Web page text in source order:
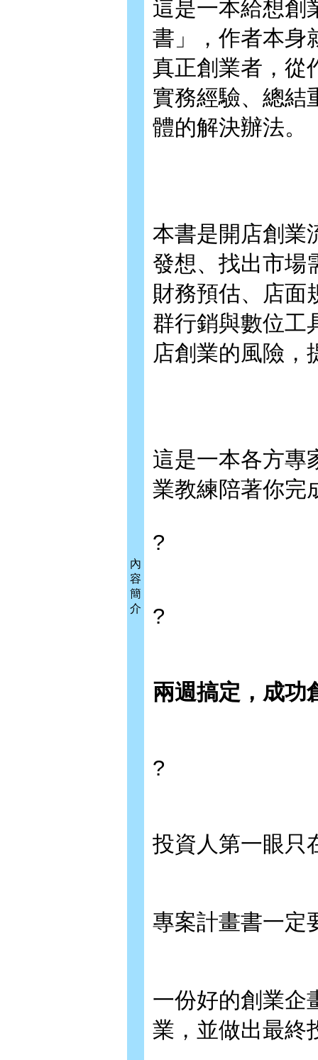
內
容
簡
介
這是一本給想創
書」，作者本身
真正創業者，從
實務經驗、總結
體的解決辦法。
本書是開店創業
發想、找出市場
財務預估、店面
群行銷與數位工
店創業的風險，
這是一本各方專
業教練陪著你完
?
?
兩週搞定，成功
?
投資人第一眼只
專案計畫書一定
一份好的創業企
業，並做出最終